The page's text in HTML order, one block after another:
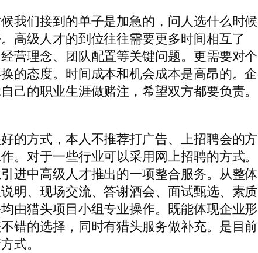
我们接到的单子是加急的，问人选什么时候
高级人才的到位往往需要更多时间相互了
营理念、团队配置等关键问题。更需要对个
的态度。时间成本和机会成本是高昂的。企
己的职业生涯做赌注，希望双方都要负责。
的方式，本人不推荐打广告、上招聘会的方
。对于一些行业可以采用网上招聘的方式。
进中高级人才推出的一项整合服务。从整体
明、现场交流、答谢酒会、面试甄选、素质
由猎头项目小组专业操作。既能体现企业形
错的选择，同时有猎头服务做补充。是目前
式。